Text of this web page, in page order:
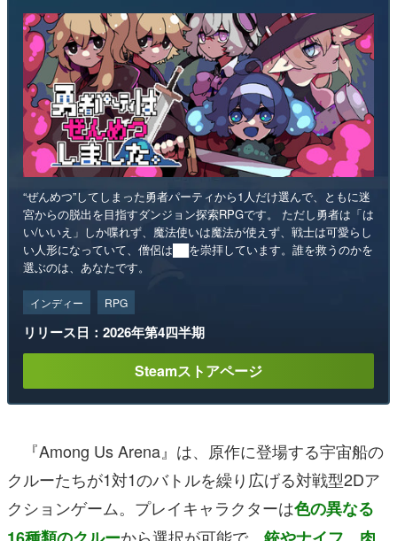
“ぜんめつ”してしまった勇者パーティから1人だけ選んで、ともに迷
宮からの脱出を目指すダンジョン探索RPGです。 ただし勇者は「は
い/いいえ」しか喋れず、魔法使いは魔法が使えず、戦士は可愛らし
い人形になっていて、僧侶は██を崇拝しています。誰を救うのかを
選ぶのは、あなたです。
インディー RPG
リリース日：2026年第4四半期
Steamストアページ
『Among Us Arena』は、原作に登場する宇宙船の
クルーたちが1対1のバトルを繰り広げる対戦型2Dア
クションゲーム。プレイキャラクターは色の異なる